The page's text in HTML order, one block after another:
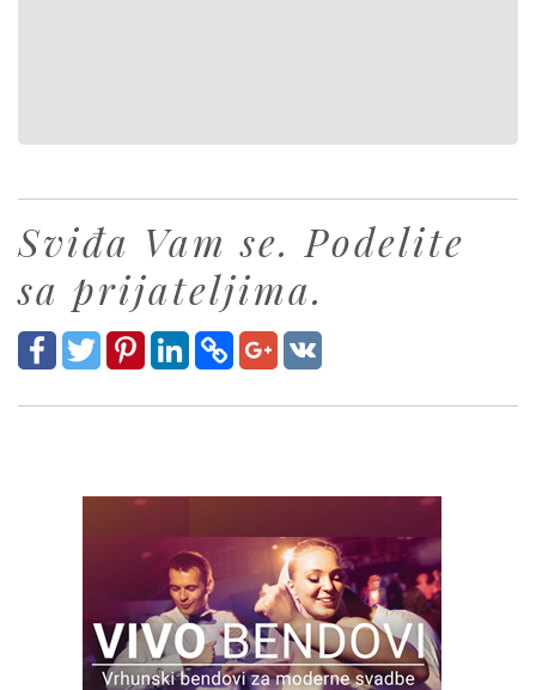
Sviđa Vam se. Podelite
sa prijateljima.